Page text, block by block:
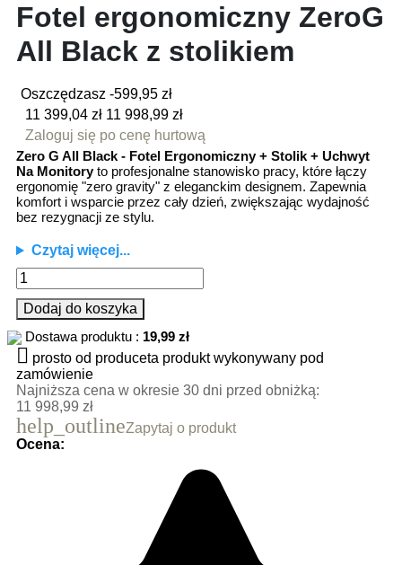
Fotel ergonomiczny ZeroG
All Black z stolikiem
Oszczędzasz -599,95 zł
11 399,04 zł 11 998,99 zł
Zaloguj się po cenę hurtową
Zero G All Black - Fotel Ergonomiczny + Stolik + Uchwyt
Na Monitory to profesjonalne stanowisko pracy, które łączy
ergonomię "zero gravity" z eleganckim designem. Zapewnia
komfort i wsparcie przez cały dzień, zwiększając wydajność
bez rezygnacji ze stylu.
Czytaj więcej...
Dodaj do koszyka
Dostawa produktu : 19,99 zł
 prosto od produceta produkt wykonywany pod
zamówienie
Najniższa cena w okresie 30 dni przed obniżką:
11 998,99 zł
help_outlineZapytaj o produkt
Ocena: